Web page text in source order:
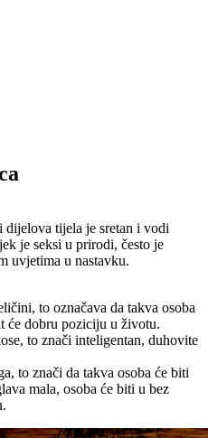
tijela je sretan i vodi
je seksi u prirodi, često je
uvjetima u nastavku.
to označava da takva osoba
će dobru poziciju u životu.
to znači inteligentan, duhovite
to znači da takva osoba će biti
mala, osoba će biti u bez